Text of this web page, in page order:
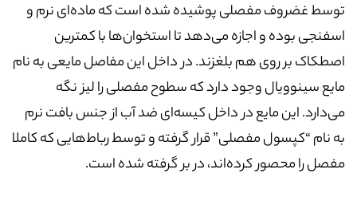
توسط غضروف مفصلی پوشیده شده است که ماده‌ای نرم و
اسفنجی بوده و اجازه می‌دهد تا استخوان‌ها با کمترین
اصطکاک بر روی هم بلغزند. در داخل این مفاصل مایعی به نام
مایع سینوویال وجود دارد که سطوح مفصلی را لیز نگه
می‌دارد. این مایع در داخل کیسه‌ای ضد آب از جنس بافت نرم
به نام “کپسول مفصلی” قرار گرفته و توسط رباط‌هایی که کاملا
مفصل را محصور کرده‌اند، در بر گرفته شده است.